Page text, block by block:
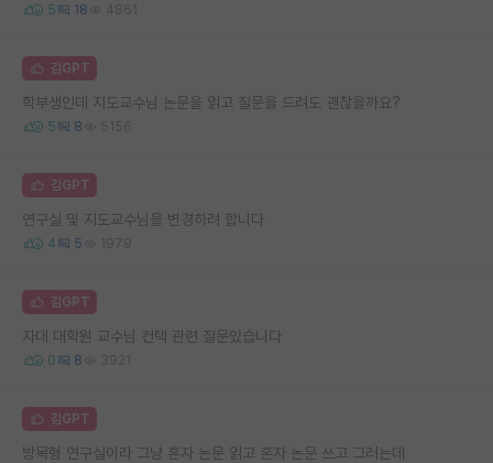
5 18 4861
김GPT
학부생인데 지도교수님 논문을 읽고 질문을 드려도 괜찮을까요?
5 8 5156
김GPT
연구실 및 지도교수님을 변경하려 합니다
4 5 1979
김GPT
자대 대학원 교수님 컨택 관련 질문있습니다
0 8 3921
김GPT
방목형 연구실이라 그냥 혼자 논문 읽고 혼자 논문 쓰고 그러는데